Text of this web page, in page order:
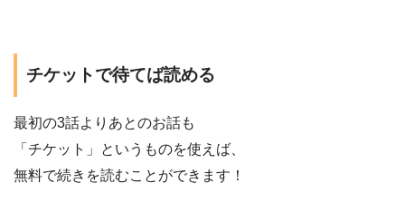
チケットで待てば読める
最初の3話よりあとのお話も
「チケット」というものを使えば、
無料で続きを読むことができます！